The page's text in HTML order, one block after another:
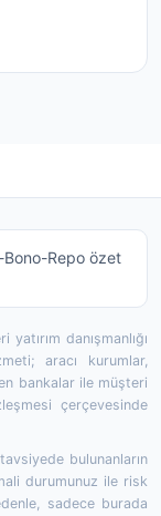
Repo özet
danışmanlığı
aracı kurumlar,
bankalar ile müşteri
çerçevesinde
bulunanların
durumunuz ile risk
sadece burada